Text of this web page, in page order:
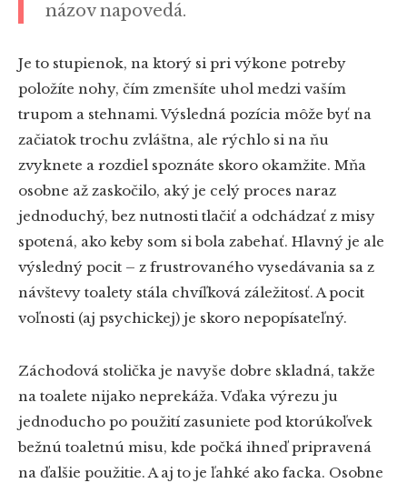
názov napovedá.
Je to stupienok, na ktorý si pri výkone potreby
položíte nohy, čím zmenšíte uhol medzi vaším
trupom a stehnami. Výsledná pozícia môže byť na
začiatok trochu zvláštna, ale rýchlo si na ňu
zvyknete a rozdiel spoznáte skoro okamžite. Mňa
osobne až zaskočilo, aký je celý proces naraz
jednoduchý, bez nutnosti tlačiť a odchádzať z misy
spotená, ako keby som si bola zabehať. Hlavný je ale
výsledný pocit – z frustrovaného vysedávania sa z
návštevy toalety stála chvíľková záležitosť. A pocit
voľnosti (aj psychickej) je skoro nepopísateľný.
Záchodová stolička je navyše dobre skladná, takže
na toalete nijako neprekáža. Vďaka výrezu ju
jednoducho po použití zasuniete pod ktorúkoľvek
bežnú toaletnú misu, kde počká ihneď pripravená
na ďalšie použitie. A aj to je ľahké ako facka. Osobne